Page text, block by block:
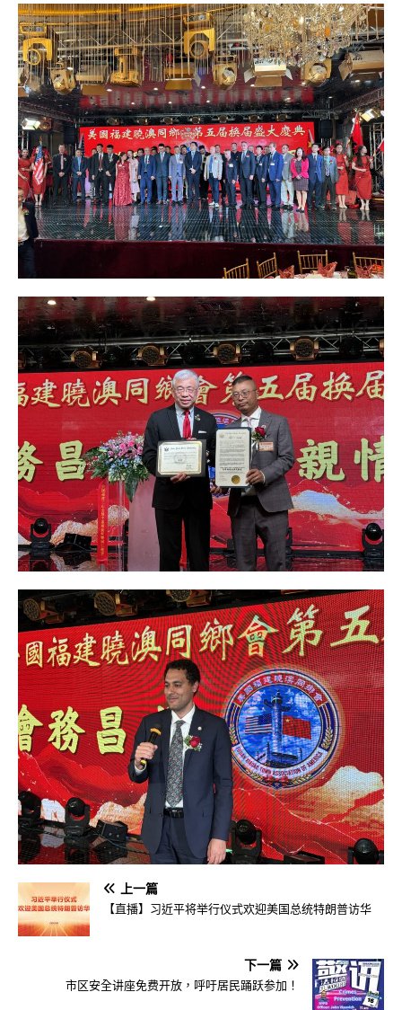
上一篇
【直播】习近平将举行仪式欢迎美国总统特朗普访华
下一篇
市区安全讲座免费开放，呼吁居民踊跃参加！